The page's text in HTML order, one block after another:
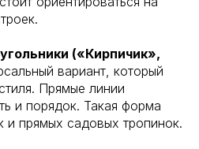
(«Кирпичик»,
вариант, который
Прямые линии
и порядок. Такая форма
и прямых садовых тропинок.